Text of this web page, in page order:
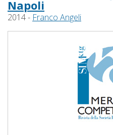
Napoli
2014 - Franco Angeli